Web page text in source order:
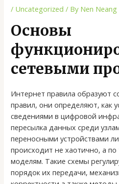
/ Uncategorized / By Nen Neang
Основы
сетевыми
Интернет правила образуют
правил, они определяют, как
сведениями в цифровой
пересылка данных среди
переносными устройствами
происходит не хаотично, а
моделям. Такие схемы
порядок их передачи,